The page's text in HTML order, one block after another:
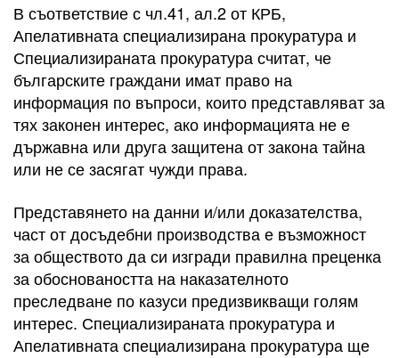
В съответствие с чл.41, ал.2 от КРБ,
Апелативната специализирана прокуратура и
Специализираната прокуратура считат, че
българските граждани имат право на
информация по въпроси, които представляват за
тях законен интерес, ако информацията не е
държавна или друга защитена от закона тайна
или не се засягат чужди права.
Представянето на данни и/или доказателства,
част от досъдебни производства е възможност
за обществото да си изгради правилна преценка
за обосноваността на наказателното
преследване по казуси предизвикващи голям
интерес. Специализираната прокуратура и
Апелативната специализирана прокуратура ще